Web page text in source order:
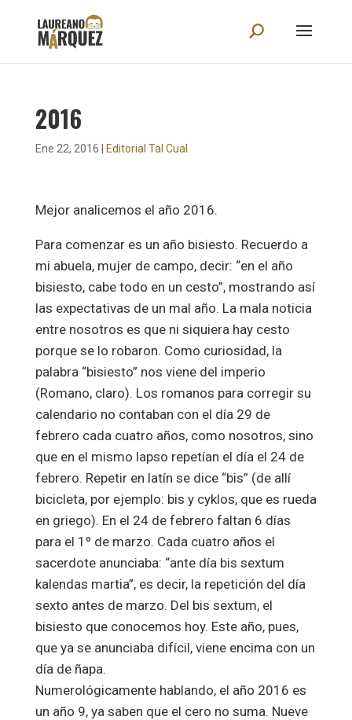
2016
Ene 22, 2016 Editorial Tal Cual
Mejor analicemos el año 2016.
Para comenzar es un año bisiesto. Recuerdo a
mi abuela, mujer de campo, decir: “en el año
bisiesto, cabe todo en un cesto”, mostrando así
las expectativas de un mal año. La mala noticia
entre nosotros es que ni siquiera hay cesto
porque se lo robaron. Como curiosidad, la
palabra “bisiesto” nos viene del imperio
(Romano, claro). Los romanos para corregir su
calendario no contaban con el día 29 de
febrero cada cuatro años, como nosotros, sino
que en el mismo lapso repetían el día el 24 de
febrero. Repetir en latín se dice “bis” (de allí
bicicleta, por ejemplo: bis y cyklos, que es rueda
en griego). En el 24 de febrero faltan 6 días
para el 1º de marzo. Cada cuatro años el
sacerdote anunciaba: “ante día bis sextum
kalendas martia”, es decir, la repetición del día
sexto antes de marzo. Del bis sextum, el
bisiesto que conocemos hoy. Este año, pues,
que ya se anunciaba difícil, viene encima con un
día de ñapa.
Numerológicamente hablando, el año 2016 es
un año 9, ya saben que el cero no suma. Nueve